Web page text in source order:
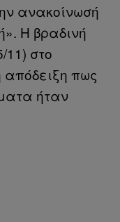
ανακοίνωσή
H βραδινή
11) στο
απόδειξη πως
ήταν